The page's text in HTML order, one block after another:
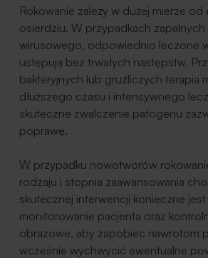
Rokowanie zależy w dużej mierze od
osierdziu. W przypadkach
wirusowego, odpowiednio leczone
ustępują bez trwałych następstw.
bakteryjnych lub gruźliczych terapia
dłuższego czasu i intensywnego
skuteczne zwalczenie patogenu
poprawę.
W przypadku nowotworów
rodzaju i stopnia zaawansowania
skutecznej interwencji konieczne
monitorowanie pacjenta oraz
obrazowe, aby zapobiec nawrotom
wcześnie wychwycić ewentualne